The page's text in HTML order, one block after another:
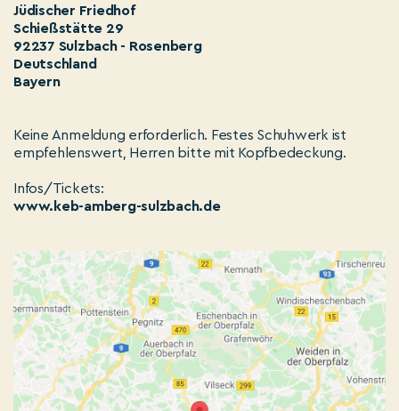
Jüdischer Friedhof
Schießstätte 29
92237 Sulzbach - Rosenberg
Deutschland
Bayern
Keine Anmeldung erforderlich. Festes Schuhwerk ist
empfehlenswert, Herren bitte mit Kopfbedeckung.
Infos/Tickets:
www.keb-amberg-sulzbach.de